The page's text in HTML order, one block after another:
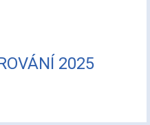
2025